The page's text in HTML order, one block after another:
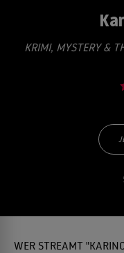
KRIMI, MYSTERY &
WER STREAMT